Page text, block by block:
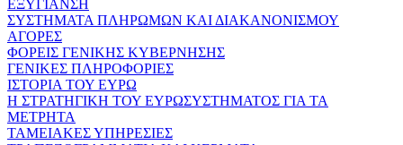
ΕΞΥΓΙΑΝΣΗ
ΣΥΣΤΗΜΑΤΑ ΠΛΗΡΩΜΩΝ ΚΑΙ ΔΙΑΚΑΝΟΝΙΣΜΟΥ
ΑΓΟΡΕΣ
ΦΟΡΕΙΣ ΓΕΝΙΚΗΣ ΚΥΒΕΡΝΗΣΗΣ
ΓΕΝΙΚΕΣ ΠΛΗΡΟΦΟΡΙΕΣ
ΙΣΤΟΡΙΑ ΤΟΥ ΕΥΡΩ
Η ΣΤΡΑΤΗΓΙΚΗ ΤΟΥ ΕΥΡΩΣΥΣΤΗΜΑΤΟΣ ΓΙΑ ΤΑ
ΜΕΤΡΗΤΑ
ΤΑΜΕΙΑΚΕΣ ΥΠΗΡΕΣΙΕΣ